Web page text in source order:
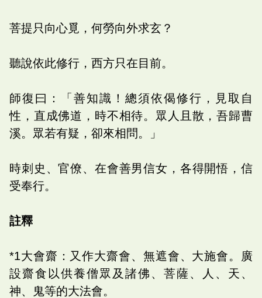
菩提只向心覓，何勞向外求玄？
聽說依此修行，西方只在目前。
師復曰：「善知識！總須依偈修行，見取自
性，直成佛道，時不相待。眾人且散，吾歸曹
溪。眾若有疑，卻來相問。」
時刺史、官僚、在會善男信女，各得開悟，信
受奉行。
註釋
*1大會齋：又作大齋會、無遮會、大施會。廣
設齋食以供養僧眾及諸佛、菩薩、人、天、
神、鬼等的大法會。